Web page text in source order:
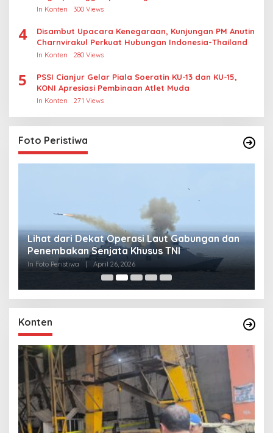
Crypto
In Konten 300 Views
4
Disambut Upacara Kenegaraan, Kunjungan PM Anutin
Charnvirakul Perkuat Hubungan Indonesia-Thailand
In Konten 280 Views
5
PSSI Cianjur Gelar Piala Soeratin KU-13 dan KU-15,
KONI Apresiasi Pembinaan Atlet Muda
In Konten 271 Views
Foto Peristiwa
Lihat dari Dekat Operasi Laut Gabungan dan
Penembakan Senjata Khusus TNI
In Foto Peristiwa April 26, 2026
Konten